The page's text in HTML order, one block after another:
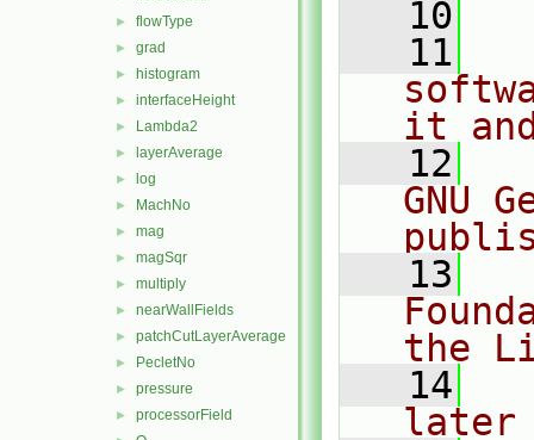
► flowType
► grad
► histogram
► interfaceHeight
► Lambda2
► layerAverage
► log
► MachNo
► mag
► magSqr
► multiply
► nearWallFields
► patchCutLayerAverage
► PecletNo
► pressure
► processorField
   10
   11
it
   12
GNU
   13
the
   14
later